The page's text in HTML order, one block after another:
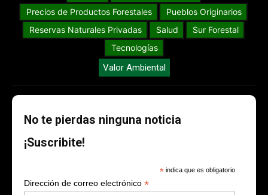
Precios de Productos Forestales
Pueblos Originarios
Reservas Naturales Privadas
Salud
Sur Forestal
Tecnologías
Valor Ambiental
No te pierdas ninguna noticia
¡Suscribite!
* indica que es obligatorio
Dirección de correo electrónico *